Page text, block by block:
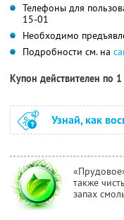
Телефоны для
15-01
Необходимо
Подробности см. на
Купон действителен по
Узнай, как
также
запах